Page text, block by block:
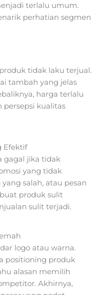
terlalu umum.
perhatian segmen
tidak laku terjual.
tambah yang jelas
harga terlalu
kualitas
Efektif
gagal jika tidak
yang tidak
salah, atau pesan
produk sulit
sulit terjadi.
logo atau warna.
positioning produk
alasan memilih
Akhirnya,